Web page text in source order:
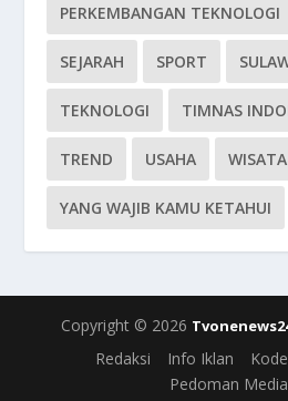
PERKEMBANGAN TEKNOLOGI
SEJARAH SPORT
TEKNOLOGI TIMNAS
TREND USAHA WISATA
YANG WAJIB KAMU KETAHUI
Copyright © 2026
Redaksi
Info Iklan
Pedoman